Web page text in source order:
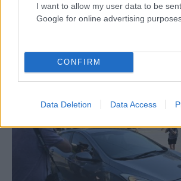
I want to allow my user data to be
Google for online advertising
CONFIRM
Data Deletion Data Access
Μεγάρων (video)
ΑΝΑΡΤΗΘΗΚΕ ΑΠΟ